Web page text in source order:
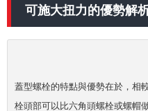
可施大扭力的優勢解
蓋型螺栓的特點與優勢在於，相
栓頭部可以比六角頭螺栓或螺帽